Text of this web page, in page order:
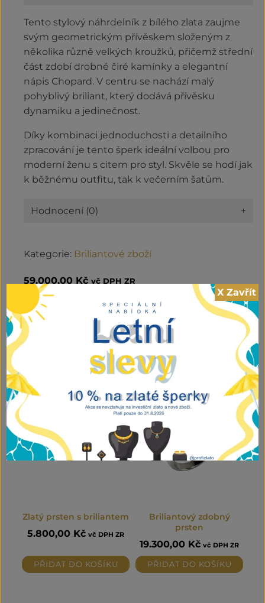
Tento stylový náhrdelník z bílého zlata zaujme
svým geometrickým přívěskem složeným z
několika různě velkých kroužků, přičemž střední
část zdobí drobné čiré kamínky a elegantní
nápis Chopard. V centru se nachází malý
pohyblivý briliant, který dodává přívěsku
dynamiku a jedinečnost.
Díky kombinaci jednoduchosti a detailního
zpracování je tento šperk ideální volbou pro
moderní ženu s citem pro styl. Skvěle se hodí jak
k běžnému outfitu, tak k večerním šatům.
Hodnocení (0) +
Kategorie: Briliantové zboží
59.000,00 Kč vč DPH ZR
Náhrdelník
Chopard
množství
PŘIDAT DO KOŠÍKU
Související produkty
Zlatý prsten s briliantem
5.800,00 Kč vč DPH ZR
PŘIDAT DO KOŠÍKU
Briliantový zdobný
prsten
19.300,00 Kč vč DPH ZR
PŘIDAT DO KOŠÍKU
X Zavřít